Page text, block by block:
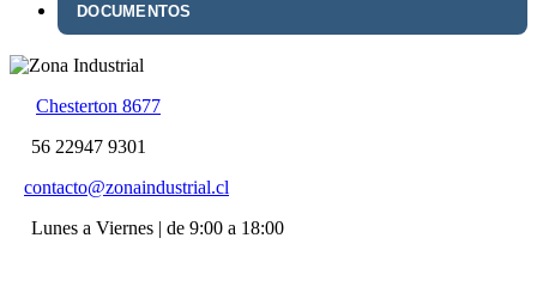
DOCUMENTOS
Chesterton 8677
56 22947 9301
contacto@zonaindustrial.cl
Lunes a Viernes | de 9:00 a 18:00